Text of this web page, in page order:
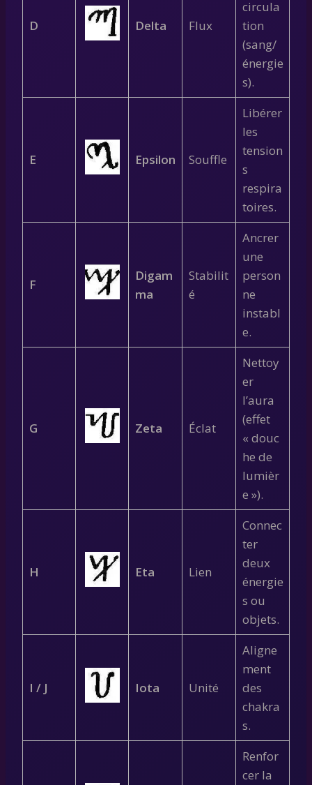
D Delta Flux
circula
tion
(sang/
énergie
s).
E Epsilon Souffle
Libérer
les
tension
s
respira
toires.
F
Digam
ma
Stabilit
é
Ancrer
une
person
ne
instabl
e.
G Zeta Éclat
Nettoy
er
l’aura
(effet
« douc
he de
lumièr
e »).
H Eta Lien
Connec
ter
deux
énergie
s ou
objets.
I / J Iota Unité
Aligne
ment
des
chakra
s.
Renfor
cer la